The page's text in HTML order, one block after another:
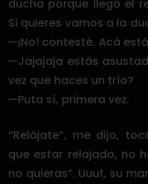
ducha porque llegó el
Si quieres vamos a la
—¡No! contesté. Acá
—Jajajaja estás
vez que haces un trío?
—Puta sí, primera vez.
“Relájate”, me dijo,
que estar relajado, no
no quieras”. Uuuf, su